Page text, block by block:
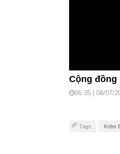
Cộng đồng
06:35 | 08/07/
Tags Kobe